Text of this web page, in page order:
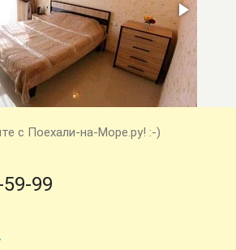
с Поехали-на-Море.ру! :-)
99
77